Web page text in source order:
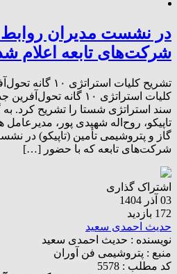
در نشست مدیران
شرکت‌های تابعه اعلام
تشریح کلیات
کلیات استراتژی ۱۰ گانه
سند استراتژی شستا را تشریح کرد.
تاپیکو، روح‌اله شهیدی پور،
گاز و پتروشیمی تأمین (تاپیکو) در
شرکت‌های تابعه که با حضور […]
اشتراک گذاری
03 آذر 1404
172 بازدید
حدیث احمدی سعید
نویسنده : حدیث احمدی سعید
منبع : پتروشیمی فن آوران
کد مطلب : 5578